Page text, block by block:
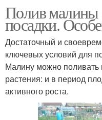
Полив малины
посадки.
Достаточный и
ключевых условий для
Малину можно
растения: и в период
активного роста.